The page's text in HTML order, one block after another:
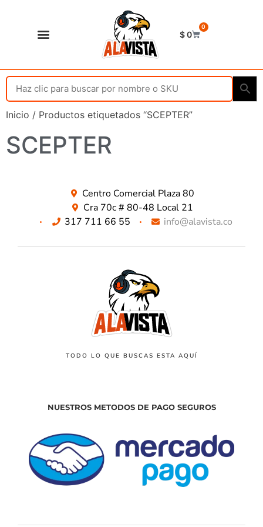
$0
0
Inicio / Productos etiquetados “SCEPTER”
SCEPTER
Centro Comercial Plaza 80
Cra 70c # 80-48 Local 21
317 711 66 55
info@alavista.co
TODO LO QUE BUSCAS ESTA AQUÍ
NUESTROS METODOS DE PAGO SEGUROS